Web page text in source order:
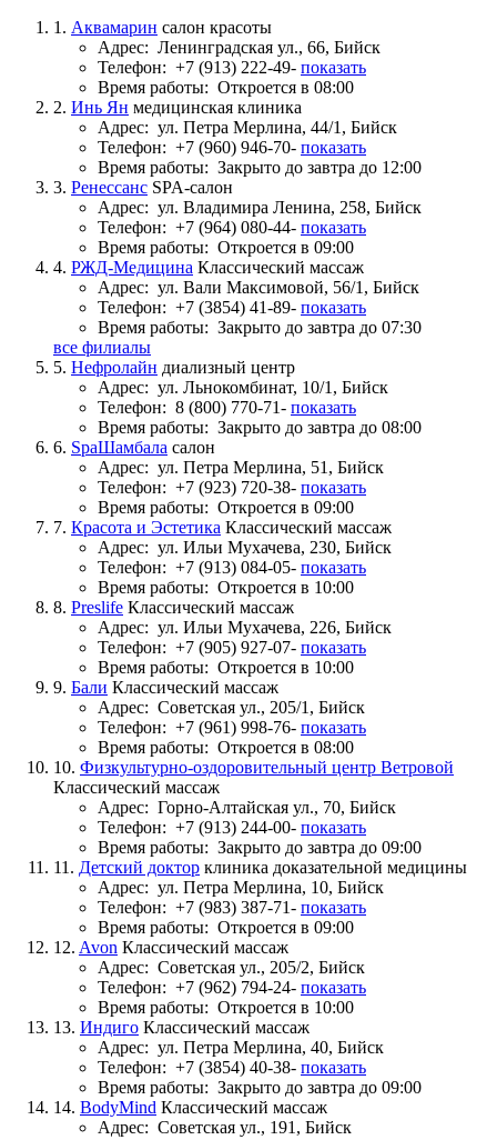
1. Аквамарин салон красоты
Адрес: Ленинградская ул., 66, Бийск
Телефон: +7 (913) 222-49- показать
Время работы: Откроется в 08:00
2. Инь Ян медицинская клиника
Адрес: ул. Петра Мерлина, 44/1, Бийск
Телефон: +7 (960) 946-70- показать
Время работы: Закрыто до завтра до 12:00
3. Ренессанс SPA-салон
Адрес: ул. Владимира Ленина, 258, Бийск
Телефон: +7 (964) 080-44- показать
Время работы: Откроется в 09:00
4. РЖД-Медицина Классический массаж
Адрес: ул. Вали Максимовой, 56/1, Бийск
Телефон: +7 (3854) 41-89- показать
Время работы: Закрыто до завтра до 07:30
все филиалы
5. Нефролайн диализный центр
Адрес: ул. Льнокомбинат, 10/1, Бийск
Телефон: 8 (800) 770-71- показать
Время работы: Закрыто до завтра до 08:00
6. SpaШамбала салон
Адрес: ул. Петра Мерлина, 51, Бийск
Телефон: +7 (923) 720-38- показать
Время работы: Откроется в 09:00
7. Красота и Эстетика Классический массаж
Адрес: ул. Ильи Мухачева, 230, Бийск
Телефон: +7 (913) 084-05- показать
Время работы: Откроется в 10:00
8. Preslife Классический массаж
Адрес: ул. Ильи Мухачева, 226, Бийск
Телефон: +7 (905) 927-07- показать
Время работы: Откроется в 10:00
9. Бали Классический массаж
Адрес: Советская ул., 205/1, Бийск
Телефон: +7 (961) 998-76- показать
Время работы: Откроется в 08:00
10. Физкультурно-оздоровительный центр Ветровой
Классический массаж
Адрес: Горно-Алтайская ул., 70, Бийск
Телефон: +7 (913) 244-00- показать
Время работы: Закрыто до завтра до 09:00
11. Детский доктор клиника доказательной медицины
Адрес: ул. Петра Мерлина, 10, Бийск
Телефон: +7 (983) 387-71- показать
Время работы: Откроется в 09:00
12. Avon Классический массаж
Адрес: Советская ул., 205/2, Бийск
Телефон: +7 (962) 794-24- показать
Время работы: Откроется в 10:00
13. Индиго Классический массаж
Адрес: ул. Петра Мерлина, 40, Бийск
Телефон: +7 (3854) 40-38- показать
Время работы: Закрыто до завтра до 09:00
14. BodyMind Классический массаж
Адрес: Советская ул., 191, Бийск